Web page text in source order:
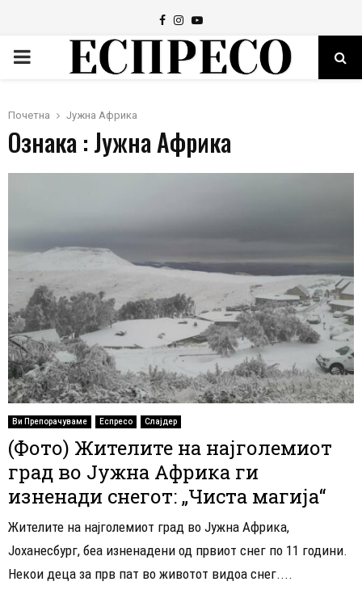
Facebook
Instagram
Youtube
PRIMARY
Почетна Јужна Африка
Ознака : Јужна Африка
Ви Препорачуваме Еспресо Слајдер
(Фото) Жителите на најголемиот
град во Јужна Африка ги
изненади снегот: „Чиста магија“
Жителите на најголемиот град во Јужна Африка,
Јоханесбург, беа изненадени од првиот снег по 11 години.
Некои деца за прв пат во животот видоа снег....